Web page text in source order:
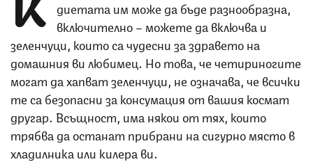
диетата им може да бъде разнообразна,
включително – можете да включва и
зеленчуци, които са чудесни за здравето на
домашния ви любимец. Но това, че четириногите
могат да хапват зеленчуци, не означава, че всички
те са безопасни за консумация от вашия космат
другар. Всъщност, има някои от тях, които
трябва да останат прибрани на сигурно място в
хладилника или килера ви.